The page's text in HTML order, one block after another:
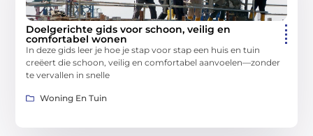
Doelgerichte gids voor schoon, veilig en
comfortabel wonen
In deze gids leer je hoe je stap voor stap een huis en tuin
creëert die schoon, veilig en comfortabel aanvoelen—zonder
te vervallen in snelle
Woning En Tuin